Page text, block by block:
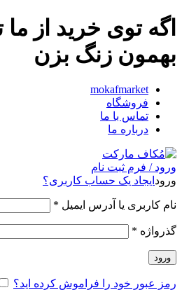
اگه توی خرید از
بهمون زنگ بزن
mokafmarket
فروشگاه
تماس با ما
درباره ما
ورود / فرم ثبت نام
ورود ایجاد یک حساب کاربری؟
نام کاربری یا آدرس ایمیل *
گذرواژه *
ورود
رمز عبور خود را فراموش کرده اید؟